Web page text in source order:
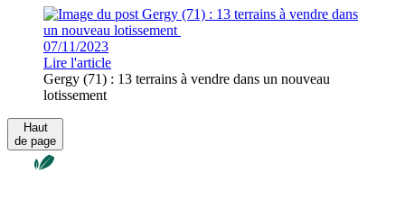
07/11/2023
Lire l'article
Gergy (71) : 13 terrains à vendre dans un nouveau
lotissement
Haut
de page